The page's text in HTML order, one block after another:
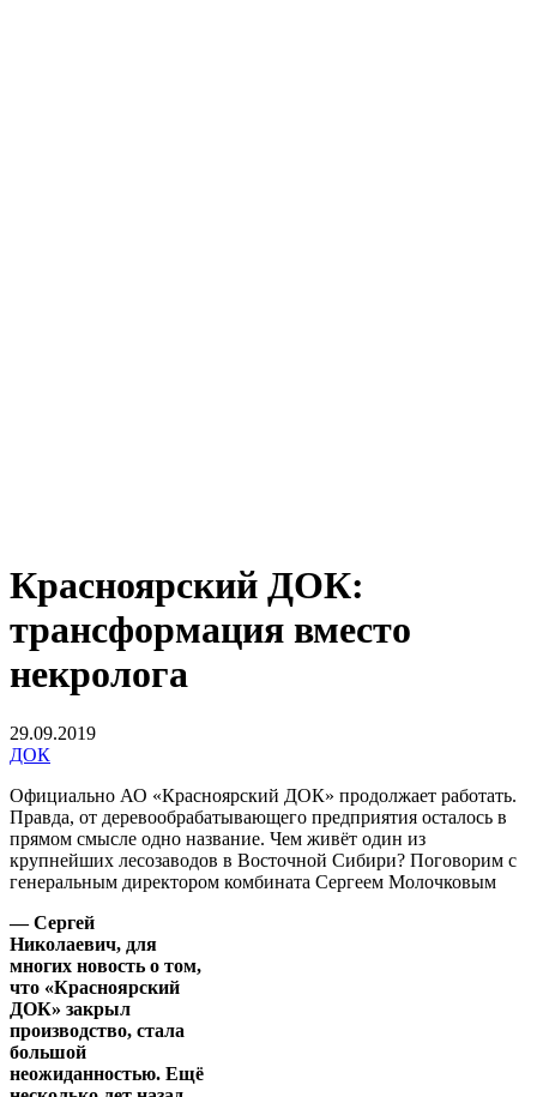
Красноярский ДОК:
трансформация вместо
некролога
29.09.2019
ДОК
Официально АО «Красноярский ДОК» продолжает работать.
Правда, от деревообрабатывающего предприятия осталось в
прямом смысле одно название. Чем живёт один из
крупнейших лесозаводов в Восточной Сибири? Поговорим с
генеральным директором комбината Сергеем Молочковым
— Сергей
Николаевич, для
многих новость о том,
что «Красноярский
ДОК» закрыл
производство, стала
большой
неожиданностью. Ещё